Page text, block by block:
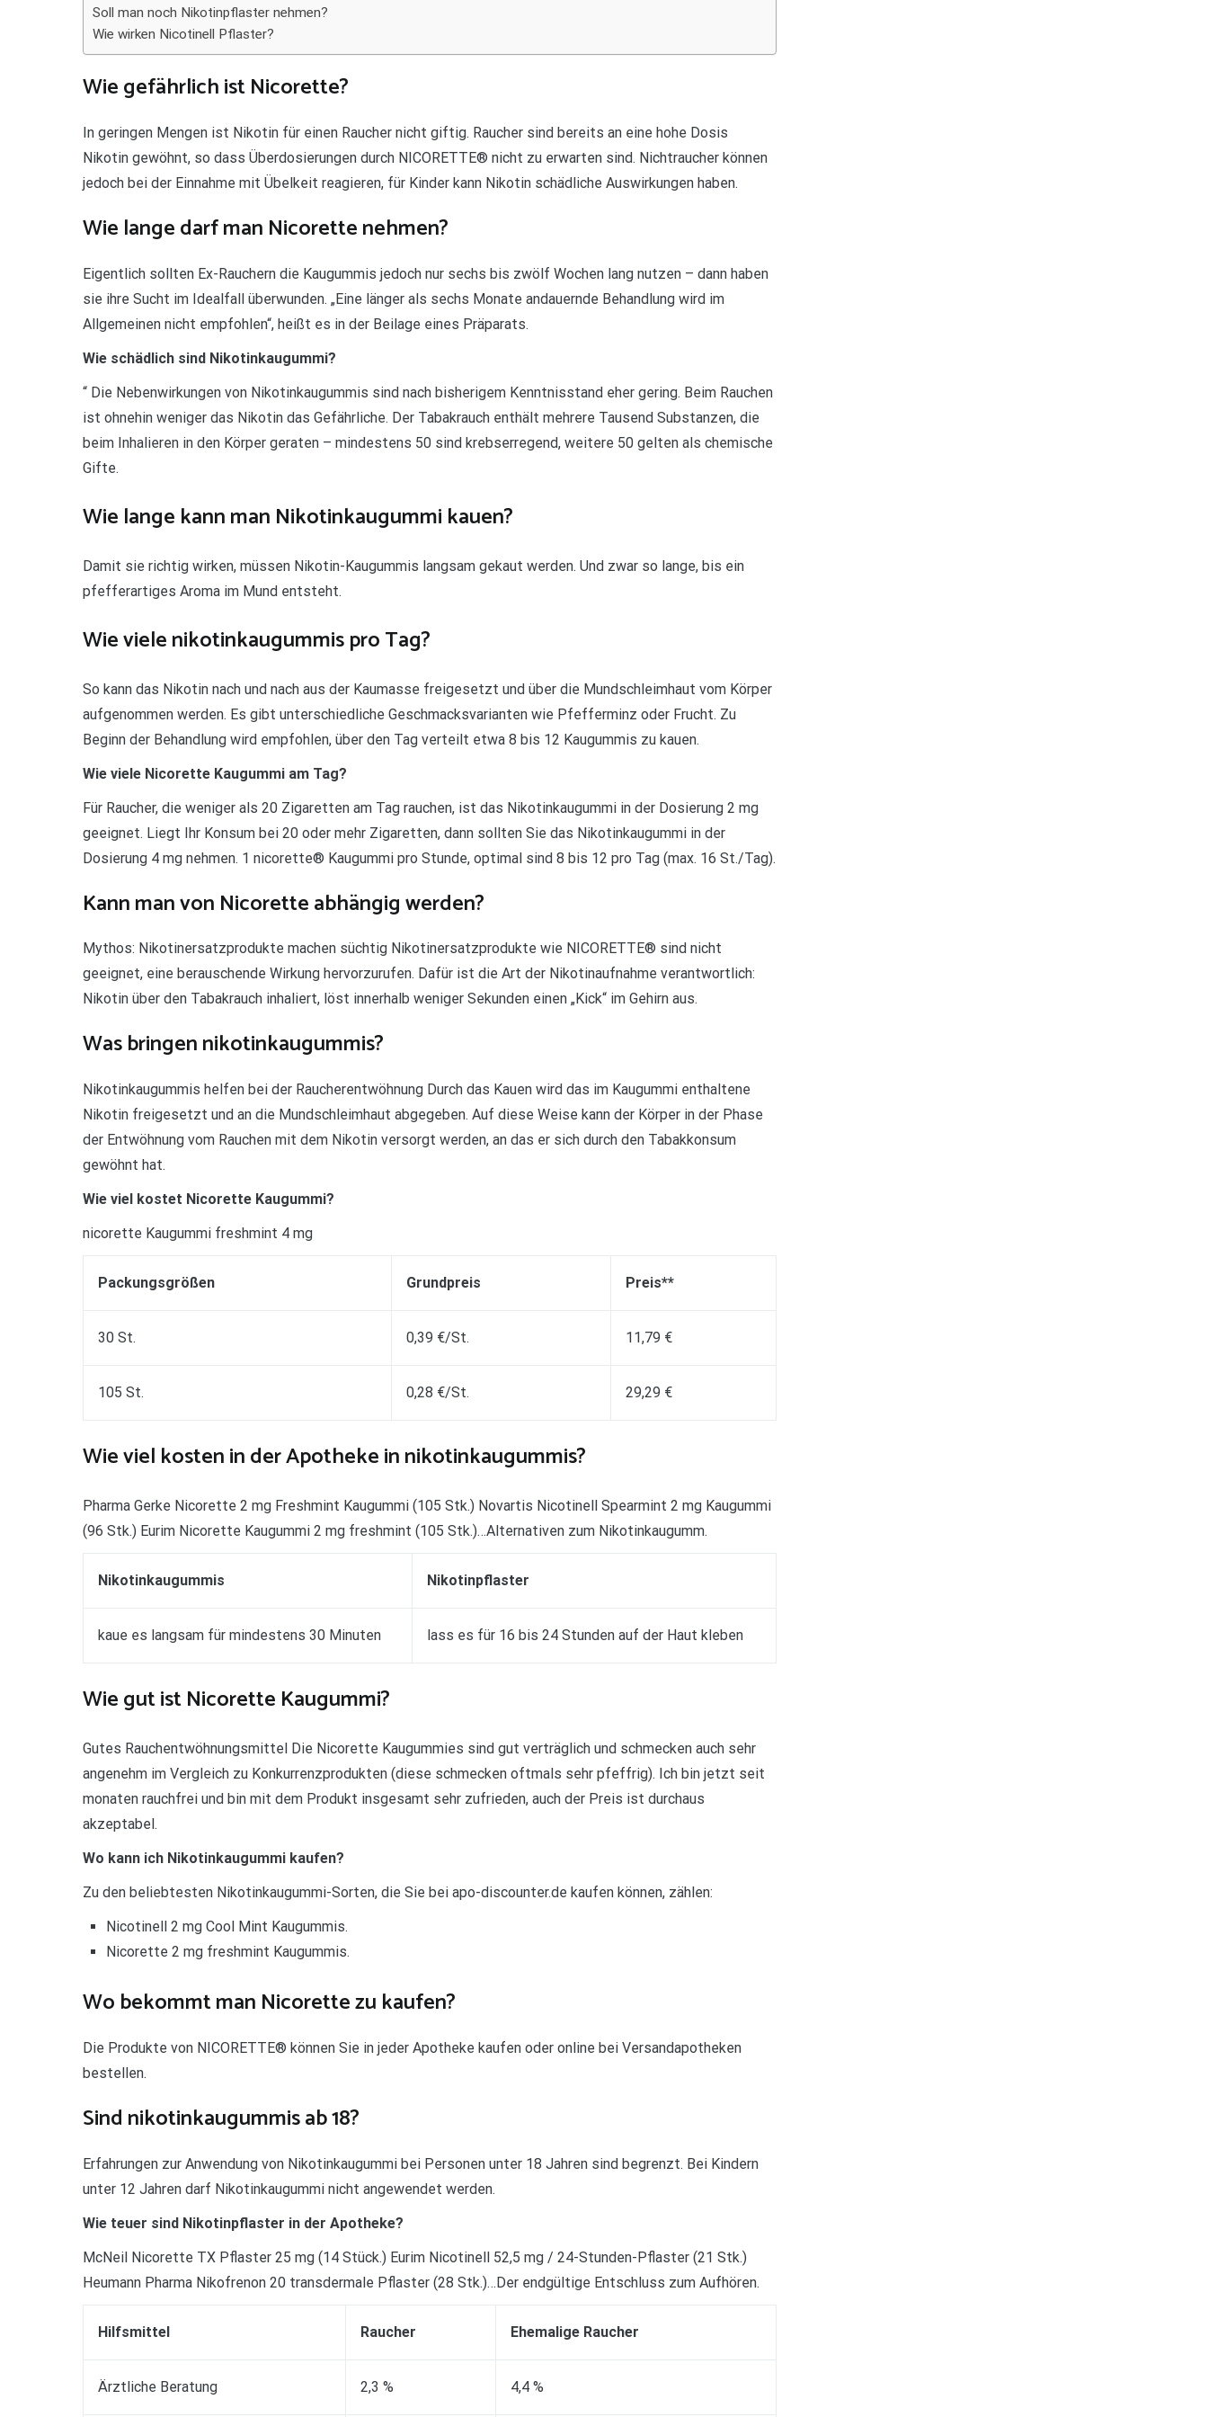
Soll man noch Nikotinpflaster nehmen?
Wie wirken Nicotinell Pflaster?
Wie gefährlich ist Nicorette?
In geringen Mengen ist Nikotin für einen Raucher nicht giftig. Raucher sind bereits an eine hohe Dosis
Nikotin gewöhnt, so dass Überdosierungen durch NICORETTE® nicht zu erwarten sind. Nichtraucher können
jedoch bei der Einnahme mit Übelkeit reagieren, für Kinder kann Nikotin schädliche Auswirkungen haben.
Wie lange darf man Nicorette nehmen?
Eigentlich sollten Ex-Rauchern die Kaugummis jedoch nur sechs bis zwölf Wochen lang nutzen – dann haben
sie ihre Sucht im Idealfall überwunden. „Eine länger als sechs Monate andauernde Behandlung wird im
Allgemeinen nicht empfohlen“, heißt es in der Beilage eines Präparats.
Wie schädlich sind Nikotinkaugummi?
“ Die Nebenwirkungen von Nikotinkaugummis sind nach bisherigem Kenntnisstand eher gering. Beim Rauchen
ist ohnehin weniger das Nikotin das Gefährliche. Der Tabakrauch enthält mehrere Tausend Substanzen, die
beim Inhalieren in den Körper geraten – mindestens 50 sind krebserregend, weitere 50 gelten als chemische
Gifte.
Wie lange kann man Nikotinkaugummi kauen?
Damit sie richtig wirken, müssen Nikotin-Kaugummis langsam gekaut werden. Und zwar so lange, bis ein
pfefferartiges Aroma im Mund entsteht.
Wie viele nikotinkaugummis pro Tag?
So kann das Nikotin nach und nach aus der Kaumasse freigesetzt und über die Mundschleimhaut vom Körper
aufgenommen werden. Es gibt unterschiedliche Geschmacksvarianten wie Pfefferminz oder Frucht. Zu
Beginn der Behandlung wird empfohlen, über den Tag verteilt etwa 8 bis 12 Kaugummis zu kauen.
Wie viele Nicorette Kaugummi am Tag?
Für Raucher, die weniger als 20 Zigaretten am Tag rauchen, ist das Nikotinkaugummi in der Dosierung 2 mg
geeignet. Liegt Ihr Konsum bei 20 oder mehr Zigaretten, dann sollten Sie das Nikotinkaugummi in der
Dosierung 4 mg nehmen. 1 nicorette® Kaugummi pro Stunde, optimal sind 8 bis 12 pro Tag (max. 16 St./Tag).
Kann man von Nicorette abhängig werden?
Mythos: Nikotinersatzprodukte machen süchtig Nikotinersatzprodukte wie NICORETTE® sind nicht
geeignet, eine berauschende Wirkung hervorzurufen. Dafür ist die Art der Nikotinaufnahme verantwortlich:
Nikotin über den Tabakrauch inhaliert, löst innerhalb weniger Sekunden einen „Kick“ im Gehirn aus.
Was bringen nikotinkaugummis?
Nikotinkaugummis helfen bei der Raucherentwöhnung Durch das Kauen wird das im Kaugummi enthaltene
Nikotin freigesetzt und an die Mundschleimhaut abgegeben. Auf diese Weise kann der Körper in der Phase
der Entwöhnung vom Rauchen mit dem Nikotin versorgt werden, an das er sich durch den Tabakkonsum
gewöhnt hat.
Wie viel kostet Nicorette Kaugummi?
nicorette Kaugummi freshmint 4 mg
Packungsgrößen Grundpreis Preis**
30 St. 0,39 €/St. 11,79 €
105 St. 0,28 €/St. 29,29 €
Wie viel kosten in der Apotheke in nikotinkaugummis?
Pharma Gerke Nicorette 2 mg Freshmint Kaugummi (105 Stk.) Novartis Nicotinell Spearmint 2 mg Kaugummi
(96 Stk.) Eurim Nicorette Kaugummi 2 mg freshmint (105 Stk.)…Alternativen zum Nikotinkaugumm.
Nikotinkaugummis Nikotinpflaster
kaue es langsam für mindestens 30 Minuten lass es für 16 bis 24 Stunden auf der Haut kleben
Wie gut ist Nicorette Kaugummi?
Gutes Rauchentwöhnungsmittel Die Nicorette Kaugummies sind gut verträglich und schmecken auch sehr
angenehm im Vergleich zu Konkurrenzprodukten (diese schmecken oftmals sehr pfeffrig). Ich bin jetzt seit
monaten rauchfrei und bin mit dem Produkt insgesamt sehr zufrieden, auch der Preis ist durchaus
akzeptabel.
Wo kann ich Nikotinkaugummi kaufen?
Zu den beliebtesten Nikotinkaugummi-Sorten, die Sie bei apo-discounter.de kaufen können, zählen:
Nicotinell 2 mg Cool Mint Kaugummis.
Nicorette 2 mg freshmint Kaugummis.
Wo bekommt man Nicorette zu kaufen?
Die Produkte von NICORETTE® können Sie in jeder Apotheke kaufen oder online bei Versandapotheken
bestellen.
Sind nikotinkaugummis ab 18?
Erfahrungen zur Anwendung von Nikotinkaugummi bei Personen unter 18 Jahren sind begrenzt. Bei Kindern
unter 12 Jahren darf Nikotinkaugummi nicht angewendet werden.
Wie teuer sind Nikotinpflaster in der Apotheke?
McNeil Nicorette TX Pflaster 25 mg (14 Stück.) Eurim Nicotinell 52,5 mg / 24-Stunden-Pflaster (21 Stk.)
Heumann Pharma Nikofrenon 20 transdermale Pflaster (28 Stk.)…Der endgültige Entschluss zum Aufhören.
Hilfsmittel Raucher Ehemalige Raucher
Ärztliche Beratung 2,3 % 4,4 %